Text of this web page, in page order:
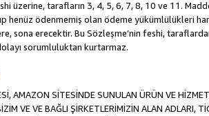
üzerine, tarafların 3, 4, 5, 6, 7, 8, 10 ve 11.
henüz ödenmemiş olan ödeme yükümlülükleri
sona erecektir. Bu Sözleşme’nin feshi,
sorumluluktan kurtarmaz.
AMAZON SİTESİNDE SUNULAN ÜRÜN VE
VE VE BAĞLI ŞİRKETLERİMİZİN ALAN ADLARI,